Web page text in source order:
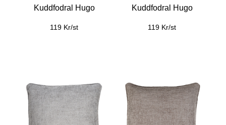
Kuddfodral Hugo
119 Kr/st
Kuddfodral Hugo
119 Kr/st